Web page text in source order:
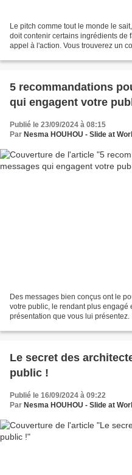
Le pitch comme tout le monde le
doit contenir certains ingrédients de
appel à l'action. Vous trouverez un
5 recommandations
qui engagent votre
Publié le 23/09/2024 à 08:15
Par Nesma HOUHOU - Slide at
Des messages bien conçus ont le
votre public, le rendant plus engagé
présentation que vous lui
Le secret des
public !
Publié le 16/09/2024 à 09:22
Par Nesma HOUHOU - Slide at